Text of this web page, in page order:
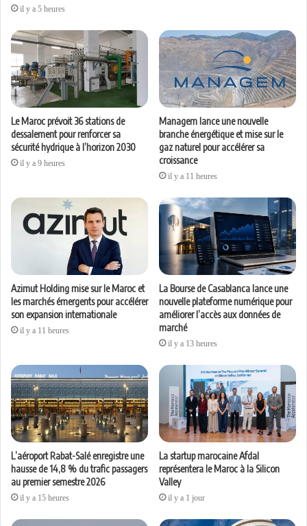
il y a 5 heures
Le Maroc prévoit 36 stations de
dessalement pour renforcer sa
sécurité hydrique à l’horizon 2030
il y a 9 heures
Managem lance une nouvelle
branche énergétique et mise sur le
gaz naturel pour accélérer sa
croissance
il y a 11 heures
Azimut Holding mise sur le Maroc et
les marchés émergents pour accélérer
son expansion internationale
il y a 11 heures
La Bourse de Casablanca lance une
nouvelle plateforme numérique pour
améliorer l’accès aux données de
marché
il y a 13 heures
L’aéroport Rabat-Salé enregistre une
hausse de 14,8 % du trafic passagers
au premier semestre 2026
il y a 15 heures
La startup marocaine Afdal
représentera le Maroc à la Silicon
Valley
il y a 1 jour